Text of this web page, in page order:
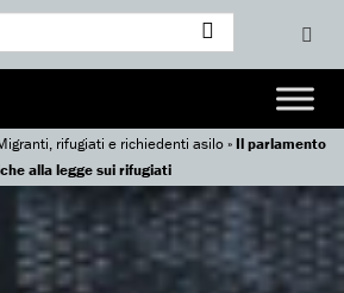
rifugiati e richiedenti asilo»Il parlamento
alla legge sui rifugiati